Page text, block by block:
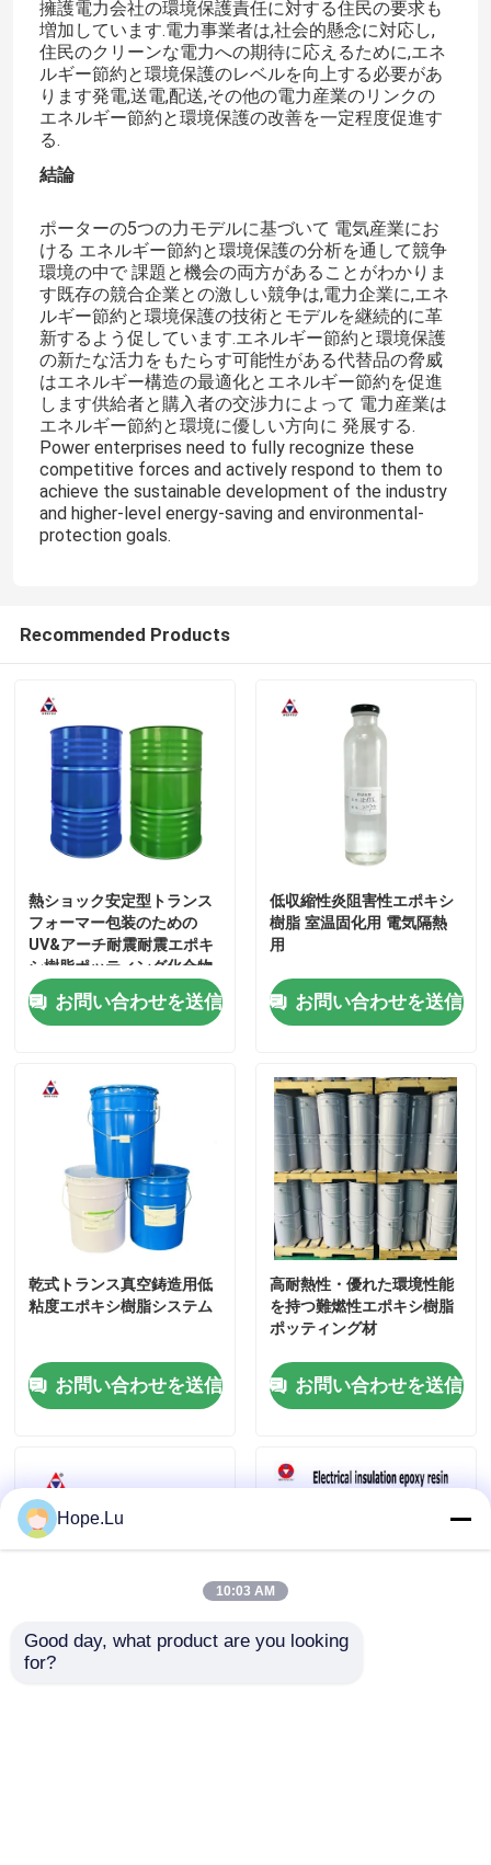
擁護電力会社の環境保護責任に対する住民の要求も
増加しています.電力事業者は,社会的懸念に対応し,
住民のクリーンな電力への期待に応えるために,エネ
ルギー節約と環境保護のレベルを向上する必要があ
ります発電,送電,配送,その他の電力産業のリンクの
エネルギー節約と環境保護の改善を一定程度促進す
る.
結論
ポーターの5つの力モデルに基づいて 電気産業にお
ける エネルギー節約と環境保護の分析を通して競争
環境の中で 課題と機会の両方があることがわかりま
す既存の競合企業との激しい競争は,電力企業に,エネ
ルギー節約と環境保護の技術とモデルを継続的に革
新するよう促しています.エネルギー節約と環境保護
の新たな活力をもたらす可能性がある代替品の脅威
はエネルギー構造の最適化とエネルギー節約を促進
します供給者と購入者の交渉力によって 電力産業は
エネルギー節約と環境に優しい方向に 発展する.
Power enterprises need to fully recognize these
competitive forces and actively respond to them to
achieve the sustainable development of the industry
and higher-level energy-saving and environmental-
protection goals.
Recommended Products
熱ショック安定型トランス
フォーマー包装のための
UV&アーチ耐震耐震エポキ
シ樹脂ポッティング化合物
お問い合わせを送信
低収縮性炎阻害性エポキシ
樹脂 室温固化用 電気隔熱
用
お問い合わせを送信
乾式トランス真空鋳造用低
粘度エポキシ樹脂システム
お問い合わせを送信
高耐熱性・優れた環境性能
を持つ難燃性エポキシ樹脂
ポッティング材
お問い合わせを送信
強い粘着性 電気式エポキシ
Hope.Lu
10:03 AM
Good day, what product are you looking
for?